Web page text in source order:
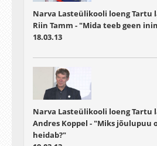
Narva Lasteülikooli loeng Tartu
Riin Tamm - "Mida teeb geen
18.03.13
Narva Lasteülikooli loeng Tartu
Andres Koppel - "Miks jõulupuu
heidab?"